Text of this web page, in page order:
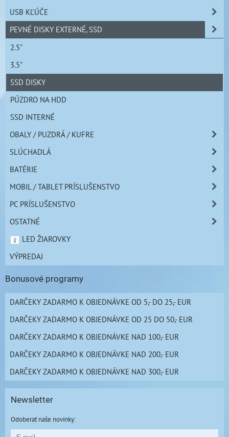
USB KĽÚČE
PEVNÉ DISKY EXTERNÉ, SSD
2.5"
3.5"
SSD DISKY
PÚZDRO NA HDD
SSD INTERNÉ
OBALY / PUZDRÁ / KUFRE
SLÚCHADLÁ
BATÉRIE
MOBIL / TABLET PRÍSLUŠENSTVO
PC PRÍSLUŠENSTVO
OSTATNÉ
LED ŽIAROVKY
VÝPREDAJ
Bonusové programy
DARČEKY ZADARMO K OBJEDNÁVKE OD 5,- DO 25,- EUR
DARČEKY ZADARMO K OBJEDNÁVKE OD 25 DO 50,- EUR
DARČEKY ZADARMO K OBJEDNÁVKE NAD 100,- EUR
DARČEKY ZADARMO K OBJEDNÁVKE NAD 200,- EUR
DARČEKY ZADARMO K OBJEDNÁVKE NAD 300,- EUR
Newsletter
Odoberať naše novinky: